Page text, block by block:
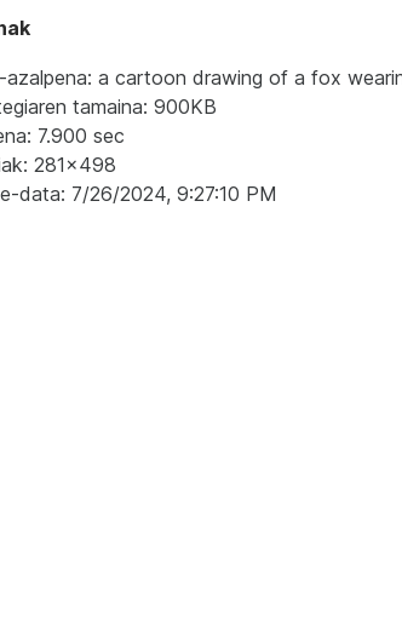
azalpena: a cartoon drawing of a fox
tamaina: 900KB
7.900 sec
281x498
data: 7/26/2024, 9:27:10 PM